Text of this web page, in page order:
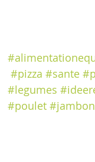
#pizza #sante
#legumes
#poulet #jambon